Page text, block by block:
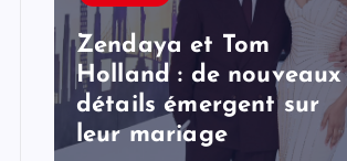
Zendaya et Tom
Holland : de nouveaux
détails émergent sur
leur mariage